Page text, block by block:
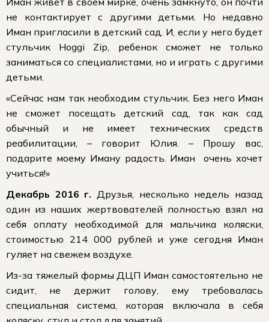
не контактирует с другими детьми. Но недавно
Иман пригласили в детский сад. И, если у него будет
стульчик Hoggi Zip, ребенок сможет не только
заниматься со специалистами, но и играть с другими
детьми.
«Сейчас нам так необходим стульчик. Без него Иман
не сможет посещать детский сад, так как сад
обычный и не имеет технических средств
реабилитации, – говорит Юлия. – Прошу вас,
подарите моему Иману радость. Иман очень хочет
учиться!»
Декабрь 2016 г. Друзья, несколько недель назад
один из наших жертвователей полностью взял на
себя оплату необходимой для мальчика коляски,
стоимостью 214 000 рублей и уже сегодня Иман
гуляет на свежем воздухе.
Из-за тяжелый формы ДЦП Иман самостоятельно не
сидит, не держит голову, ему требовалась
специальная система, которая включала в себя